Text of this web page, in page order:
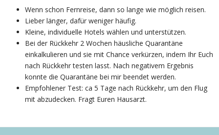
Wenn schon Fernreise, dann so lange wie möglich reisen.
Lieber länger, dafür weniger häufig.
Kleine, individuelle Hotels wählen und unterstützen.
Bei der Rückkehr 2 Wochen häusliche Quarantäne
einkalkulieren und sie mit Chance verkürzen, indem Ihr Euch
nach Rückkehr testen lasst. Nach negativem Ergebnis
konnte die Quarantäne bei mir beendet werden.
Empfohlener Test: ca 5 Tage nach Rückkehr, um den Flug
mit abzudecken. Fragt Euren Hausarzt.